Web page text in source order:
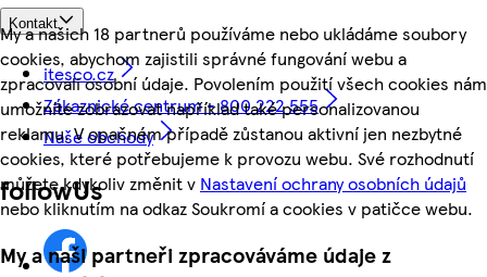
My a našich 18 partnerů používáme nebo ukládáme soubory
cookies, abychom zajistili správné fungování webu a
zpracovali osobní údaje. Povolením použití všech cookies nám
umožníte zobrazovat například také personalizovanou
reklamu. V opačném případě zůstanou aktivní jen nezbytné
cookies, které potřebujeme k provozu webu. Své rozhodnutí
můžete kdykoliv změnit v Nastavení ochrany osobních údajů
nebo kliknutím na odkaz Soukromí a cookies v patičce webu.
My a naši partneři zpracováváme údaje z
Kontakt
itesco.cz
Zákaznické centrum - 800 222 555
Naše obchody
followUs